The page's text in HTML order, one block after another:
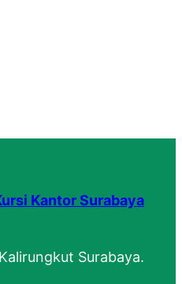
Kantor Surabaya
Surabaya.